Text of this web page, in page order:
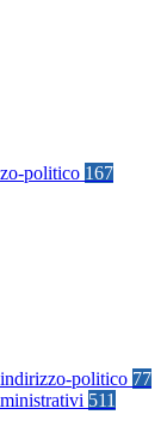
politico 167
politico 77
511